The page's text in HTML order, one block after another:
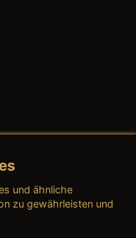
und ähnliche
zu gewährleisten und